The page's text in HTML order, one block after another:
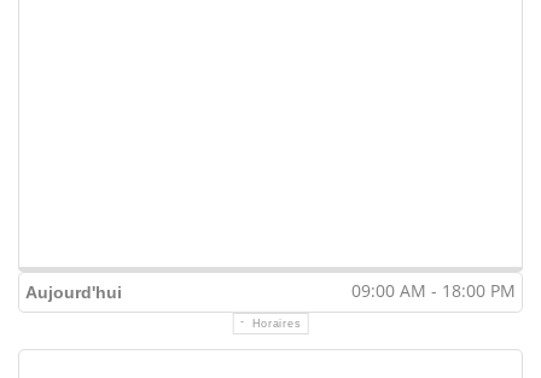
Aujourd'hui 09:00 AM - 18:00 PM
Horaires